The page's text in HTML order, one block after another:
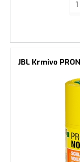
JBL Krmivo